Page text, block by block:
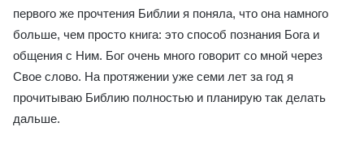
первого же прочтения Библии я поняла, что она намного
больше, чем просто книга: это способ познания Бога и
общения с Ним. Бог очень много говорит со мной через
Свое слово. На протяжении уже семи лет за год я
прочитываю Библию полностью и планирую так делать
дальше.